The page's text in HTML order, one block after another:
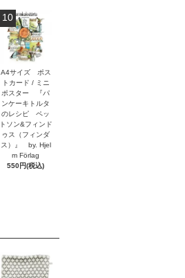
10
A4サイズ ポス
トカード / ミニ
ポスター 『パ
ンケーキトルタ
のレシピ ペッ
トソン&フィンド
ゥス（フィンダ
ス）』 by. Hjel
m Förlag
550円(税込)